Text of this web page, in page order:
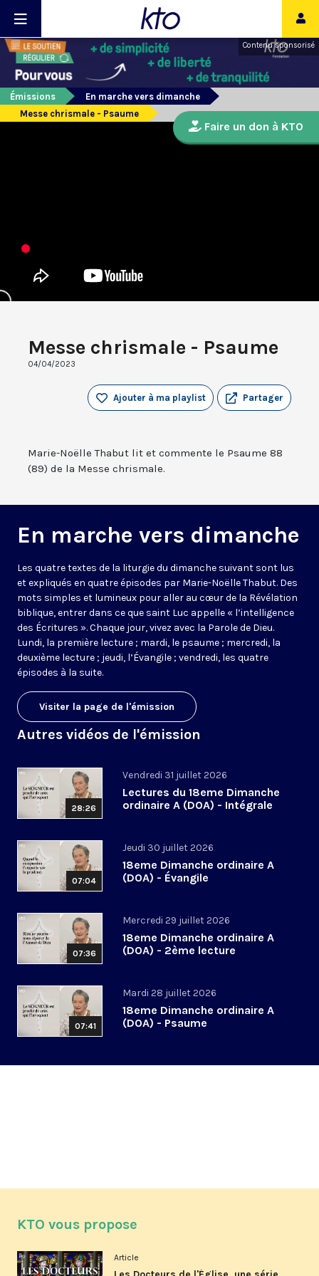
Contenu sponsorisé
Émissions
En marche vers dimanche
Messe chrismale - Psaume
Messe chrismale - Psaume
04/04/2023
Partager
Ajouter à ma playlist
Marie-Noëlle Thabut lit et commente le Psaume 88
(89) de la Messe chrismale.
En marche vers dimanche
Les quatre textes de la liturgie du dimanche suivant sont lus
et expliqués en quatre épisodes par Marie-Noëlle Thabut. Des
mots simples et lumineux pour aller au cœur de la Révélation
biblique, entrer dans ce que saint Luc appelle « l’intelligence
des Écritures ». Chaque jour, vivez avec la Parole de Dieu.
Lundi, la première lecture ; mardi, le psaume ; mercredi, la
deuxième lecture ; jeudi, l’Évangile ; vendredi, les quatre
épisodes à la suite.
Visiter la page de l'émission
Autres vidéos de l'émission
28:26
Vendredi 31 juillet 2026
Lectures du 18eme Dimanche
ordinaire A (DOA) - Intégrale
07:04
Jeudi 30 juillet 2026
18eme Dimanche ordinaire A
(DOA) - Évangile
07:36
Mercredi 29 juillet 2026
18eme Dimanche ordinaire A
(DOA) - 2ème lecture
07:41
Mardi 28 juillet 2026
18eme Dimanche ordinaire A
(DOA) - Psaume
Faire un don à KTO
KTO vous propose
Article